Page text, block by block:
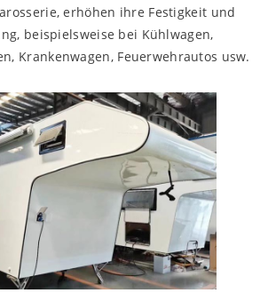
erhöhen ihre Festigkeit und
beispielsweise bei Kühlwagen,
Krankenwagen, Feuerwehrautos usw.